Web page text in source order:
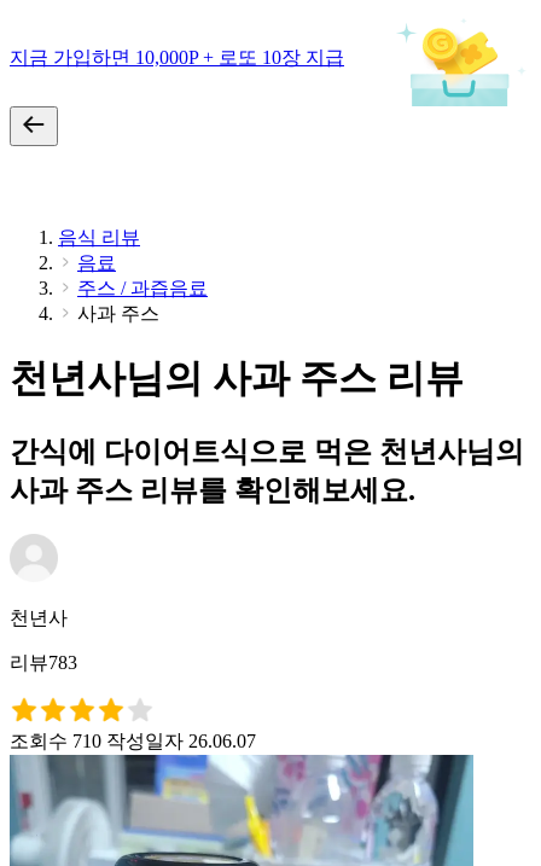
지금 가입하면 10,000P + 로또 10장 지급
음식 리뷰
음료
주스 / 과즙음료
사과 주스
천년사님의 사과 주스 리뷰
간식에 다이어트식으로 먹은 천년사님의
사과 주스 리뷰를 확인해보세요.
천년사
리뷰783
조회수 710 작성일자 26.06.07